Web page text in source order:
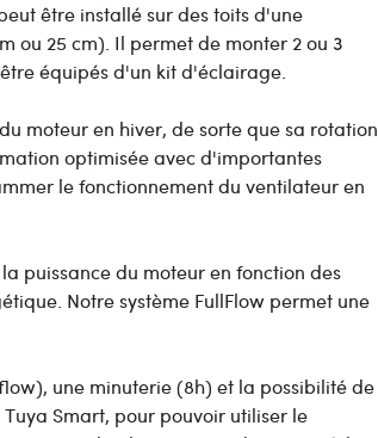
être installé sur des toits d'une
ou 25 cm). Il permet de monter 2 ou 3
équipés d'un kit d'éclairage.
moteur en hiver, de sorte que sa rotation
optimisée avec d'importantes
le fonctionnement du ventilateur en
puissance du moteur en fonction des
Notre système FullFlow permet une
une minuterie (8h) et la possibilité de
Smart, pour pouvoir utiliser le